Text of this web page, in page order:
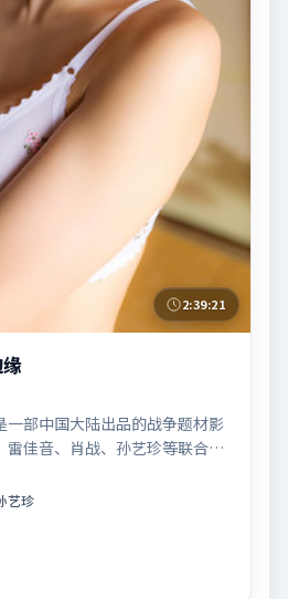
2:39:21
一部中国大陆出品的战争题材影
雷佳音、肖战、孙艺珍等联合主
在院线首映。影片围绕「记忆
叙事，镜头语言克制而富有张
弧光完整；配乐与场面调度强
亦留有可供解读的细节空间，
人物关系的观众观看与收藏。
艺珍